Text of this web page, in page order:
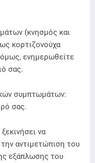
(κνησμός και
κορτιζονούχα
ενημερωθείτε
σας.
συμπτωμάτων:
σας.
να
αντιμετώπιση του
εξάπλωσης του